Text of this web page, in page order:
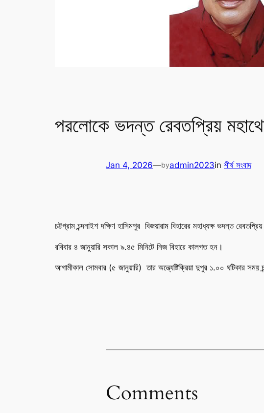
পরলোকে ভদন্ত রেবতপ্রিয়
Jan 4, 2026—byadmin2023in শীর্ষ সংবাদ
চট্টগ্রাম চন্দনাইশ দক্ষিণ হাসিমপুর বিজয়ারাম বিহারের মহাধ্যক্ষ ভদন্ত
রবিবার ৪ জানুয়ারি সকাল ৯.৪৫ মিনিটে নিজ বিহারে কালগত হন।
আগামীকাল সোমবার (৫ জানুয়ারি) তার অন্ত্যেষ্টিক্রিয়া দুপুর ১.০০ ঘটিকার সময়
Comments